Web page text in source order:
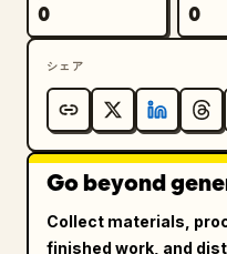
0 0
シェア
Go beyond
Collect materials,
finished work, and